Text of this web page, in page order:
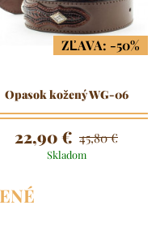
ZĽAVA: -50%
Opasok kožený WG-06
22,90 € 45,80 €
Skladom